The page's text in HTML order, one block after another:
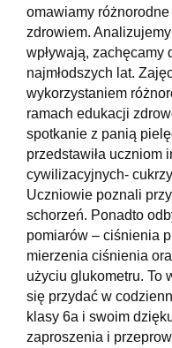
omawiamy
zdrowiem.
wpływają, zachęcamy
najmłodszych lat.
wykorzystaniem
ramach edukacji
spotkanie z panią
przedstawiła uczniom
cywilizacyjnych-
Uczniowie poznali
schorzeń. Ponadto
pomiarów – ciśnienia
mierzenia ciśnienia
użyciu glukometru. To
się przydać w
klasy 6a i swoim
zaproszenia i